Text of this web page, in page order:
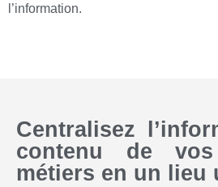
l’information.
Centralisez
contenu de
métiers en un lieu